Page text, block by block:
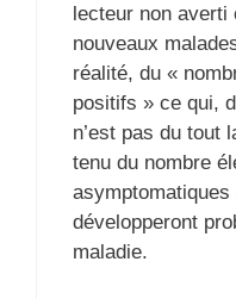
lecteur non averti
nouveaux
réalité, du «
positifs » ce qui,
n’est pas du tout
tenu du nombre
développeront
maladie.